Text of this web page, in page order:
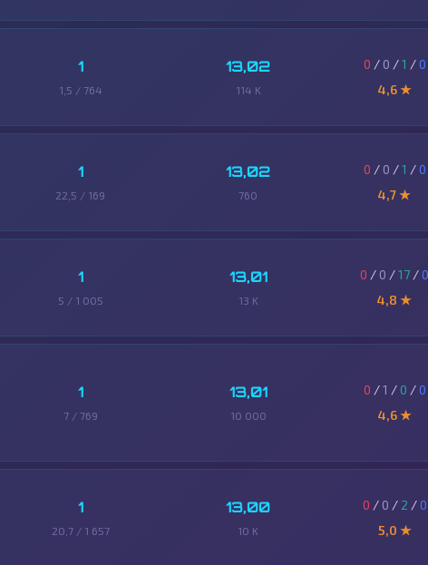
1
1,5 / 764
13,02
114 K
0 / 0 /1 /0
4,6 ★
1
22,5 / 169
13,02
760
0 / 0 /1 /0
4,7 ★
1
5 / 1 005
13,01
13 K
0 / 0 /17 /0
4,8 ★
1
7 / 769
13,01
10 000
0 /1 / 0 /0
4,6 ★
1
20,7 / 1 657
13,00
10 K
0 / 0 / 2 /0
5,0 ★